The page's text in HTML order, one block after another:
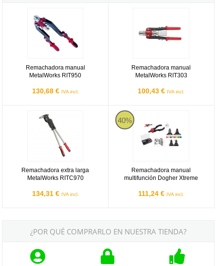
Remachadora manual
MetalWorks RIT950
130,68 € IVA incl.
Remachadora manual
MetalWorks RIT303
100,43 € IVA incl.
Remachadora extra larga
MetalWorks RITC970
134,31 € IVA incl.
Remachadora extra larga MetalWorks RITC970
40%
Remachadora manual
multifunción Dogher Xtreme
111,24 € IVA incl.
Remachadora manual
¿POR QUÉ COMPRARLO EN NUESTRA TIENDA?